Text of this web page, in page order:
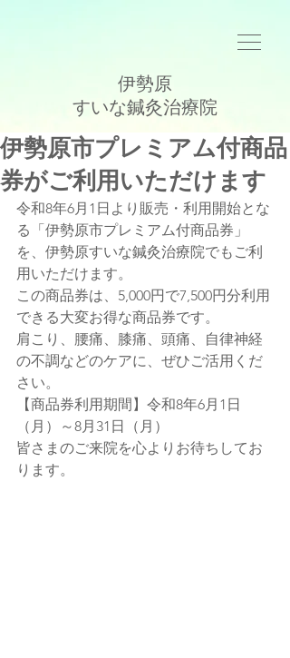
伊勢原
​すいな鍼灸治療院
伊勢原市プレミアム付商品
券がご利用いただけます
令和8年6月1日より販売・利用開始とな
る「伊勢原市プレミアム付商品券」
を、伊勢原すいな鍼灸治療院でもご利
用いただけます。
この商品券は、5,000円で7,500円分利用
できる大変お得な商品券です。
肩こり、腰痛、膝痛、頭痛、自律神経
の不調などのケアに、ぜひご活用くだ
さい。
【商品券利用期間】令和8年6月1日
（月）～8月31日（月）
皆さまのご来院を心よりお待ちしてお
ります。